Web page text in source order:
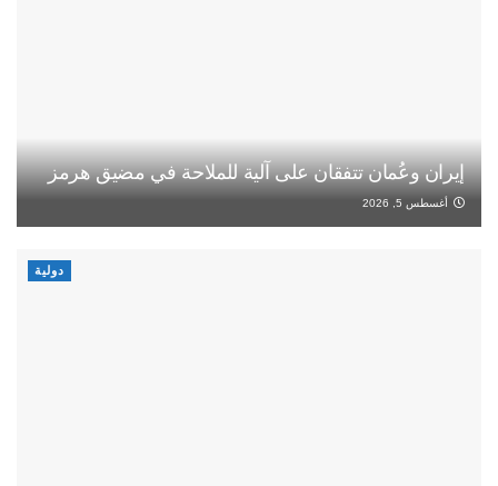
إيران وعُمان تتفقان على آلية للملاحة في مضيق هرمز
أغسطس 5, 2026
دولية